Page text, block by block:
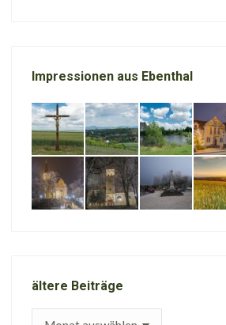
Impressionen aus Ebenthal
ältere Beiträge